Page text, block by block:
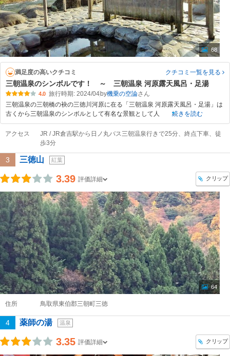
68
満足度の高いクチコミ クチコミ一覧を見る
三朝温泉のシンボルです！ ～ 三朝温泉 河原露天風呂・足湯
4.0 旅行時期: 2024/04by機乗の空論
三朝温泉の三朝橋の袂の三徳川河原に在る「三朝温泉 河原露天風呂・足湯」は
古くから三朝温泉のシンボルとして有名な景観として人
続きを読む
アクセス
JR / JR倉吉駅から日ノ丸バス三朝温泉行きで25分、終点下車、徒
歩3分
3 三徳山 紅葉
3.39 評価詳細 クリップ
64
住所 鳥取県東伯郡三朝町三徳
4 薬師の湯 温泉
3.35 評価詳細 クリップ